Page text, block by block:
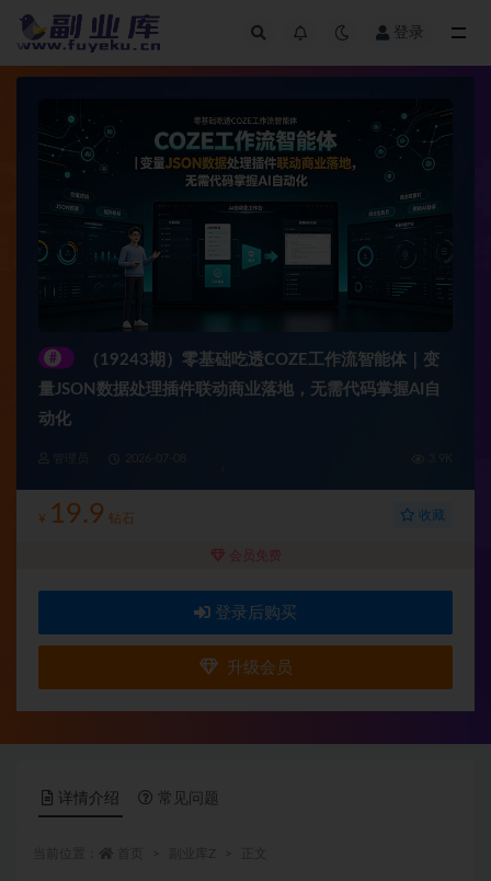
登录
#
（19243期）零基础吃透COZE工作流智能体｜变
量JSON数据处理插件联动商业落地，无需代码掌握AI自
动化
¥ 19.9 钻石 收藏
会员免费
登录后购买
升级会员
详情介绍 常见问题